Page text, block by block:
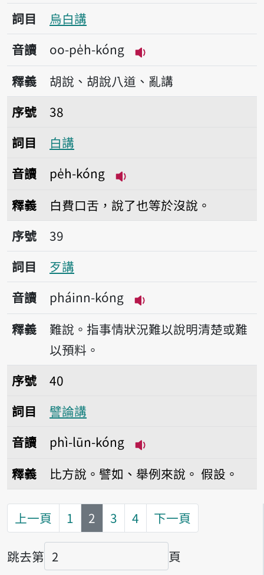
詞目
烏白講
音讀
oo-pe̍h-kóng
播放音讀oo-pe̍h-kóng
釋義
胡說、胡說八道、亂講
序號38白講
序號
38
詞目
白講
音讀
pe̍h-kóng
釋義
白費口舌，說了也等於沒說。
序號39歹講
序號
39
詞目
歹講
音讀
pháinn-kóng
播放音讀pháinn-kóng
釋義
難說。指事情狀況難以說明清楚或難
以預料。
序號40譬論講
序號
40
詞目
譬論講
音讀
phì-lūn-kóng
釋義 比方說。譬如、舉例來說。 假設。
上一頁 1 第
2 3 4 下一頁
跳去第
頁碼
頁